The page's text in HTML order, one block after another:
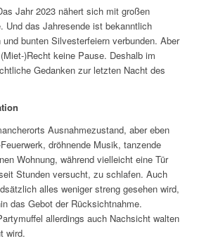
Jahr 2023 nähert sich mit großen
Und das Jahresende ist bekanntlich
bunten Silvesterfeiern verbunden. Aber
)Recht keine Pause. Deshalb im
Gedanken zur letzten Nacht des
Ausnahmezustand, aber eben
dröhnende Musik, tanzende
Wohnung, während vielleicht eine Tür
Stunden versucht, zu schlafen. Auch
alles weniger streng gesehen wird,
das Gebot der Rücksichtnahme.
allerdings auch Nachsicht walten
wird.